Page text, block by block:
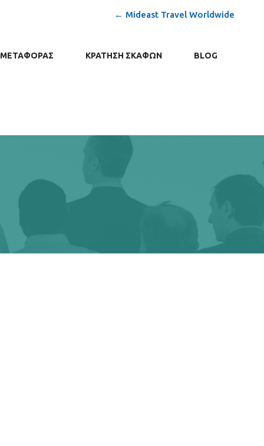
← Mideast Travel Worldwide
ΜΕΤΑΦΟΡΆΣ ΚΡΆΤΗΣΗ ΣΚΑΦΏΝ BLOG